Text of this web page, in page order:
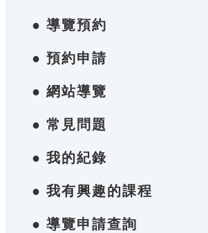
● 導覽預約
● 預約申請
● 網站導覽
● 常見問題
● 我的紀錄
● 我有興趣的課程
● 導覽申請查詢